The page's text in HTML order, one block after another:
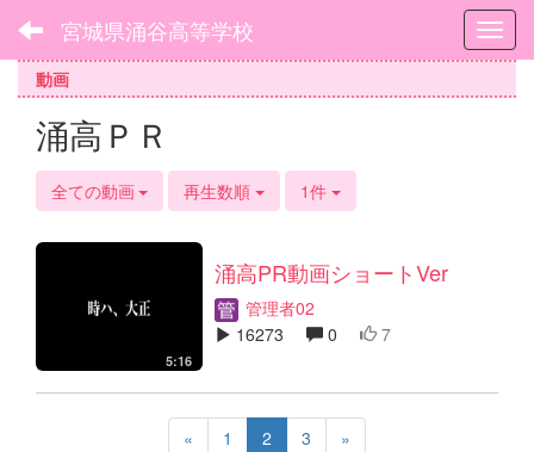
宮城県涌谷高等学校
動画
涌高ＰＲ
全ての動画 再生数順 1件
5:16
涌高PR動画ショートVer
管理者02
16273
0 7
« 1 2 3 »